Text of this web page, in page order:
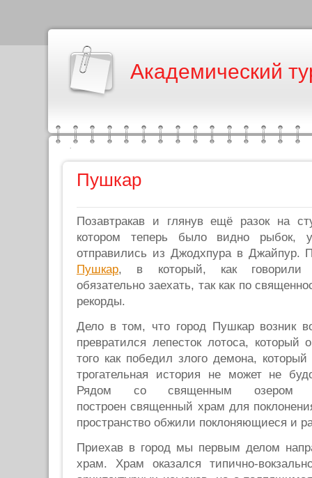
Академический
Пушкар
Позавтракав и глянув ещё разок на
котором теперь было видно рыбок,
отправились из Джодхпура в Джайпур.
Пушкар, в который, как говорили
обязательно заехать, так как по
рекорды.
Дело в том, что город Пушкар возник
превратился лепесток лотоса, который
того как победил злого демона,
трогательная история не может не
Рядом со священным озером
построен священный храм для
пространство обжили поклоняющиеся и
Приехав в город мы первым делом
храм. Храм оказался типично-